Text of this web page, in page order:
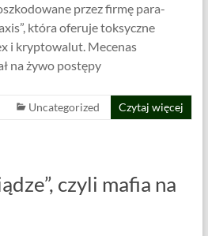
przez firmę para-
która oferuje toksyczne
i kryptowalut. Mecenas
na żywo postępy
Uncategorized Czytaj więcej
czyli mafia na